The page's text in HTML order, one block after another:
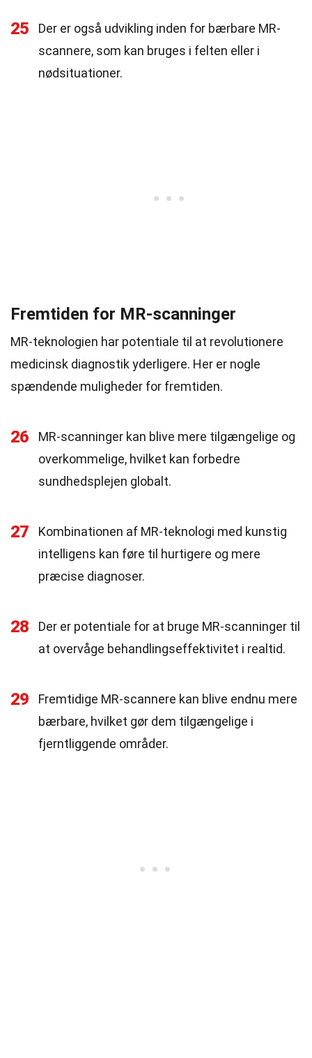
25
Der er også udvikling inden for bærbare MR-
scannere, som kan bruges i felten eller i
nødsituationer.
Fremtiden for MR-scanninger
MR-teknologien har potentiale til at revolutionere
medicinsk diagnostik yderligere. Her er nogle
spændende muligheder for fremtiden.
26
MR-scanninger kan blive mere tilgængelige og
overkommelige, hvilket kan forbedre
sundhedsplejen globalt.
27
Kombinationen af MR-teknologi med kunstig
intelligens kan føre til hurtigere og mere
præcise diagnoser.
28
Der er potentiale for at bruge MR-scanninger til
at overvåge behandlingseffektivitet i realtid.
29
Fremtidige MR-scannere kan blive endnu mere
bærbare, hvilket gør dem tilgængelige i
fjerntliggende områder.